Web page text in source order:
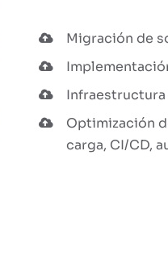
Migración de
Optimización
carga, CI/CD,